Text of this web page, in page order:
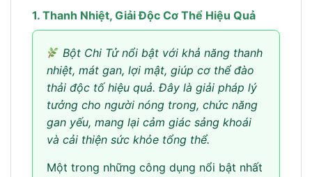
1. Thanh Nhiệt, Giải Độc Cơ Thể Hiệu Quả
Bột Chi Tử nổi bật với khả năng thanh
nhiệt, mát gan, lợi mật, giúp cơ thể đào
thải độc tố hiệu quả. Đây là giải pháp lý
tưởng cho người nóng trong, chức năng
gan yếu, mang lại cảm giác sảng khoái
và cải thiện sức khỏe tổng thể.
Một trong những công dụng nổi bật nhất